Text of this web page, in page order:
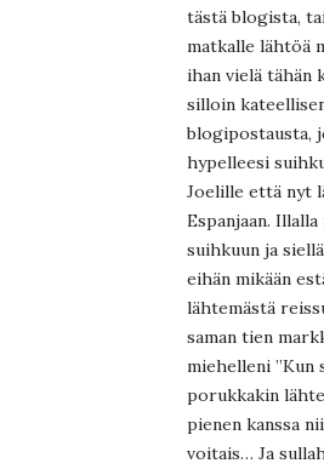
tästä blogista,
matkalle lähtöä
ihan vielä tähän
silloin
blogipostausta,
hypelleesi
Joelille että nyt
Espanjaan.
suihkuun ja
eihän mikään
lähtemästä
saman tien
miehelleni ”Kun
porukkakin
pienen kanssa
voitais… Ja